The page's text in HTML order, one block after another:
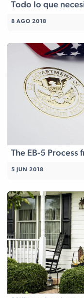
Todo lo que
8 AGO 2018
The EB-5 Process
5 JUN 2018